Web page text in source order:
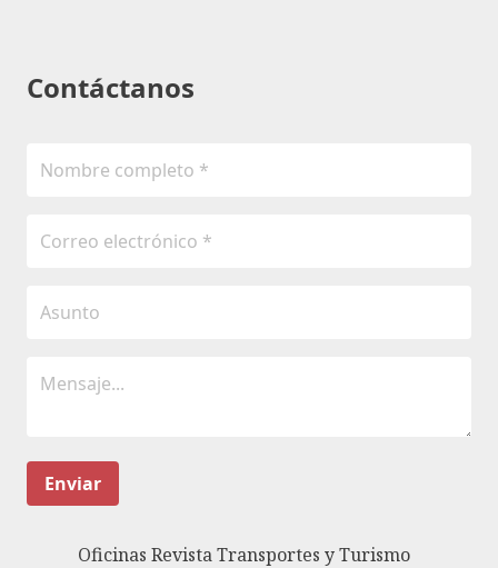
Contáctanos
Enviar
Oficinas Revista Transportes y Turismo